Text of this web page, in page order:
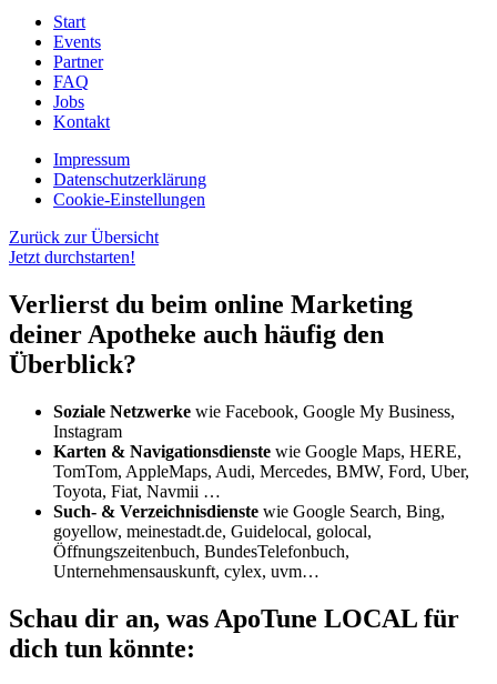
Start
Events
Partner
FAQ
Jobs
Kontakt
Impressum
Daten­schutz­erklärung
Cookie-Einstellungen
Zurück zur Übersicht
Jetzt durchstarten!
Verlierst du beim online Marketing
deiner Apotheke auch häufig den
Überblick?
Soziale Netzwerke wie Facebook, Google My Business,
Instagram
Karten & Navigationsdienste wie Google Maps, HERE,
TomTom, AppleMaps, Audi, Mercedes, BMW, Ford, Uber,
Toyota, Fiat, Navmii …
Such- & Verzeichnisdienste wie Google Search, Bing,
goyellow, meinestadt.de, Guidelocal, golocal,
Öffnungszeitenbuch, BundesTelefonbuch,
Unternehmensauskunft, cylex, uvm…
Schau dir an, was ApoTune LOCAL für
dich tun könnte: